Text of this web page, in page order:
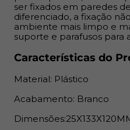
residenciais e comerciais
dois postos de tomada ou
4x4 e os 4 postos
um visual moderno e
Benefícios:
acabamento brilho que
ser fixados em paredes
diferenciado, a fixação
ambiente mais limpo e
suporte e parafusos para
Características do
Material: Plástico
Acabamento: Branco